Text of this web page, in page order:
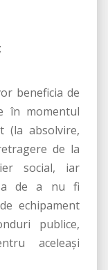
beneficia de
în momentul
(la absolvire,
de la
social, iar
de a nu fi
echipament
publice,
aceleași